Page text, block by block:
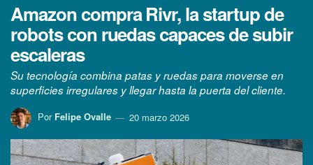
Amazon compra Rivr, la startup de
robots con ruedas capaces de subir
escaleras
Su tecnología combina patas y ruedas para moverse en
superficies irregulares y llegar hasta la puerta del cliente.
Por Felipe Ovalle 20 marzo 2026